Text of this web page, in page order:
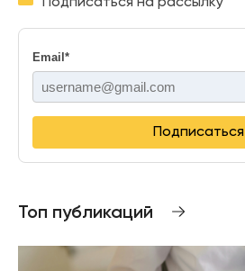
Email *
Подписаться
Топ публикаций